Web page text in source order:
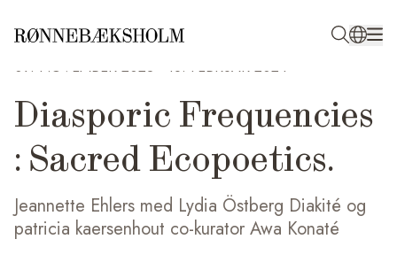
09. NOVEMBER 2023 18. FEBRUAR 2024
Diasporic Frequencies
: Sacred Ecopoetics.
Jeannette Ehlers med Lydia Östberg Diakité og
patricia kaersenhout co-kurator Awa Konaté